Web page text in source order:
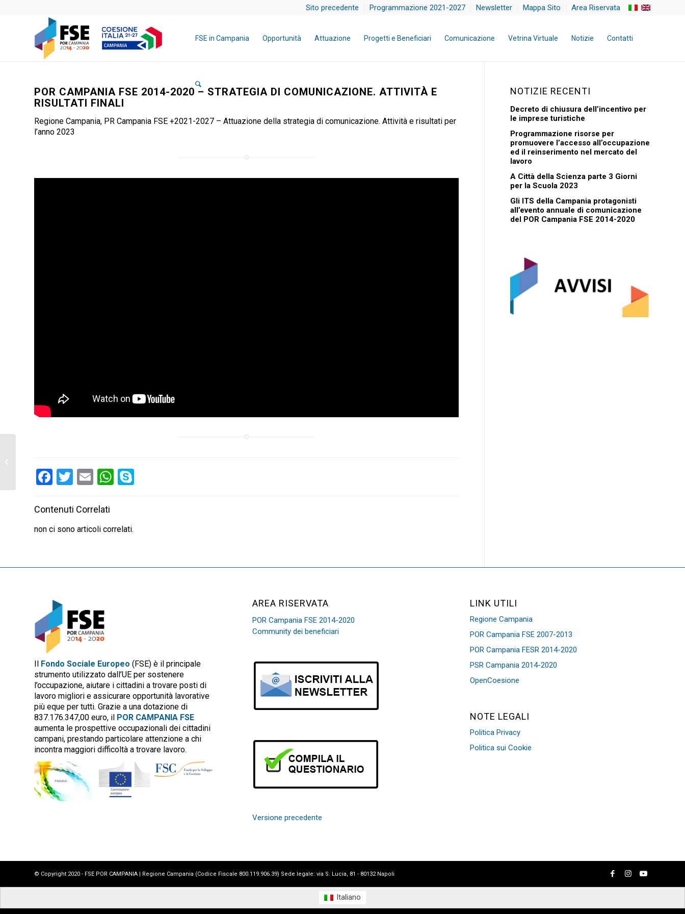
Sito precedente Programmazione 2021-2027 Newsletter Mappa Sito Area Riservata
FSE in Campania Opportunità Attuazione Progetti e Beneficiari Comunicazione Vetrina Virtuale Notizie Contatti
POR CAMPANIA FSE 2014-2020 – STRATEGIA DI COMUNICAZIONE. ATTIVITÀ E
RISULTATI FINALI
Regione Campania, PR Campania FSE +2021-2027 – Attuazione della strategia di comunicazione. Attività e risultati per
l’anno 2023
FacebookTwitter Email WhatsApp
Contenuti Correlati
non ci sono articoli correlati.
NOTIZIE RECENTI
Decreto di chiusura dell’incentivo per
le imprese turistiche
Programmazione risorse per
promuovere l’accesso all’occupazione
ed il reinserimento nel mercato del
lavoro
A Città della Scienza parte 3 Giorni
per la Scuola 2023
Gli ITS della Campania protagonisti
all’evento annuale di comunicazione
del POR Campania FSE 2014-2020
Il Fondo Sociale Europeo (FSE) è il principale
strumento utilizzato dall’UE per sostenere
l’occupazione, aiutare i cittadini a trovare posti di
lavoro migliori e assicurare opportunità lavorative
più eque per tutti. Grazie a una dotazione di
837.176.347,00 euro, il POR CAMPANIA FSE
aumenta le prospettive occupazionali dei cittadini
campani, prestando particolare attenzione a chi
incontra maggiori difficoltà a trovare lavoro.
AREA RISERVATA
POR Campania FSE 2014-2020
Community dei beneficiari
Versione precedente
LINK UTILI
Regione Campania
POR Campania FSE 2007-2013
POR Campania FESR 2014-2020
PSR Campania 2014-2020
OpenCoesione
NOTE LEGALI
Politica Privacy
Politica sui Cookie
© Copyright 2020 - FSE POR CAMPANIA | Regione Campania (Codice Fiscale 800.119.906.39) Sede legale: via S. Lucia, 81 - 80132 Napoli
imprese turistiche
Italiano